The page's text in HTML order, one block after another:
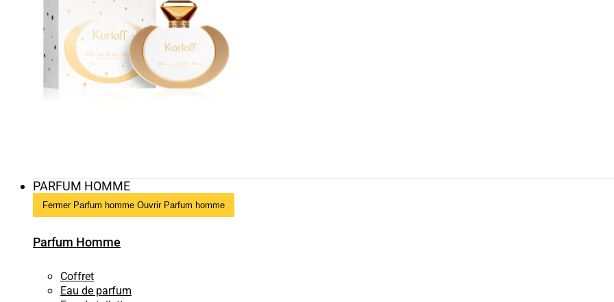
PARFUM HOMME
Fermer Parfum homme Ouvrir Parfum homme
Parfum Homme
Coffret
Eau de parfum